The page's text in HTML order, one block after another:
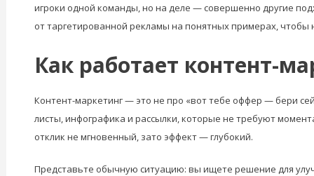
игроки одной команды, но на деле — совершенно другие
от таргетированной рекламы на понятных примерах, чтобы
Как работает контент-
Контент-маркетинг — это не про «вот тебе оффер — бери
листы, инфографика и рассылки, которые не требуют
отклик не мгновенный, зато эффект — глубокий.
Представьте обычную ситуацию: вы ищете решение для